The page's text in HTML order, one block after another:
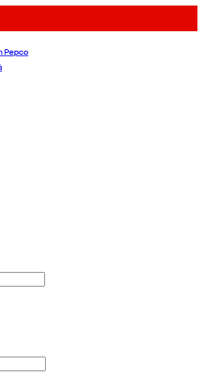
Pepco